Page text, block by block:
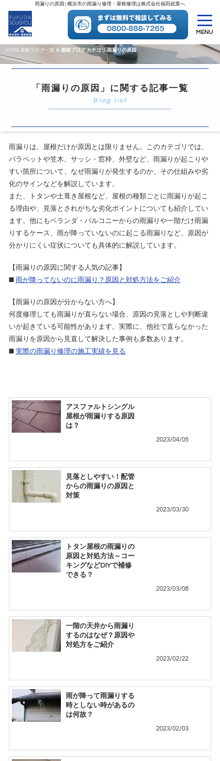
雨漏りの原因 | 横浜市の雨漏り修理・屋根修理は株式会社福田総業へ
MENU
HOME 屋根ブログ一覧 屋根ブログ カテゴリ:雨漏りの原因
「雨漏りの原因」に関する記事一覧
雨漏りは、屋根だけが原因とは限りません。このカテゴリでは、
パラペットや笠木、サッシ・窓枠、外壁など、雨漏りが起こりや
すい箇所について、なぜ雨漏りが発生するのか、その仕組みや劣
化のサインなどを解説しています。
また、トタンや土葺き屋根など、屋根の種類ごとに雨漏りが起こ
る理由や、見落とされがちな劣化ポイントについても紹介してい
ます。他にもベランダ・バルコニーからの雨漏りや一階だけ雨漏
りするケース、雨が降っていないのに起こる雨漏りなど、原因が
分かりにくい症状についても具体的に解説しています。
【雨漏りの原因に関する人気の記事】
■ 雨が降ってないのに雨漏り？原因と対処方法をご紹介
【雨漏りの原因が分からない方へ】
何度修理しても雨漏りが直らない場合、原因の見落としや判断違
いが起きている可能性があります。実際に、他社で直らなかった
雨漏りを原因から見直して解決した事例も多数あります。
■ 実際の雨漏り修理の施工実績を見る
アスファルトシングル
屋根が雨漏りする原因
は？
2023/04/05
見落としやすい！配管
からの雨漏りの原因と
対策
2023/03/30
トタン屋根の雨漏りの
原因と対処方法～コー
キングなどDIYで補修
できる？
2023/03/08
一階の天井から雨漏り
するのはなぜ？原因や
対処方をご紹介
2023/02/22
雨が降って雨漏りする
時としない時があるの
は何故？
2023/02/03